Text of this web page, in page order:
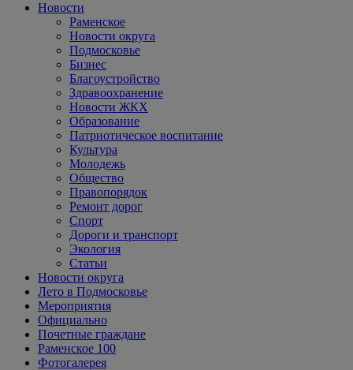
Новости
Раменское
Новости округа
Подмосковье
Бизнес
Благоустройство
Здравоохранение
Новости ЖКХ
Образование
Патриотическое воспитание
Культура
Молодежь
Общество
Правопорядок
Ремонт дорог
Спорт
Дороги и транспорт
Экология
Статьи
Новости округа
Лето в Подмосковье
Мероприятия
Официально
Почетные граждане
Раменское 100
Фотогалерея